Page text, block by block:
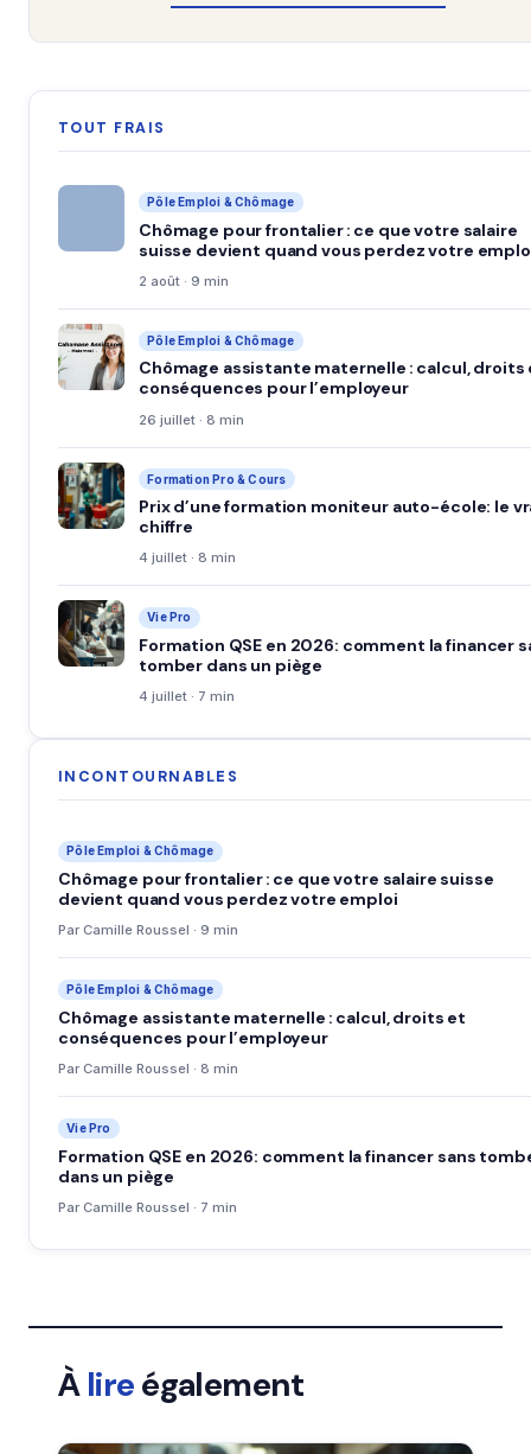
TOUT FRAIS
Pôle Emploi & Chômage
Chômage pour frontalier : ce que votre salaire
suisse devient quand vous perdez votre
2 août · 9 min
Pôle Emploi & Chômage
Chômage assistante maternelle : calcul, droits
conséquences pour l’employeur
26 juillet · 8 min
Formation Pro & Cours
Prix d’une formation moniteur auto-école: le
chiffre
4 juillet · 8 min
Vie Pro
Formation QSE en 2026: comment la financer
tomber dans un piège
4 juillet · 7 min
INCONTOURNABLES
Pôle Emploi & Chômage
Chômage pour frontalier : ce que votre salaire suisse
devient quand vous perdez votre emploi
Par Camille Roussel · 9 min
Pôle Emploi & Chômage
Chômage assistante maternelle : calcul, droits et
conséquences pour l’employeur
Par Camille Roussel · 8 min
Vie Pro
Formation QSE en 2026: comment la financer sans
dans un piège
Par Camille Roussel · 7 min
Àlireégalement